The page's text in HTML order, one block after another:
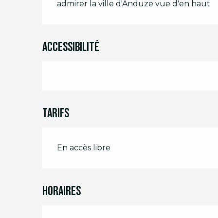
admirer la ville d'Anduze vue d'en haut
Accessibilité
Tarifs
En accès libre
Horaires